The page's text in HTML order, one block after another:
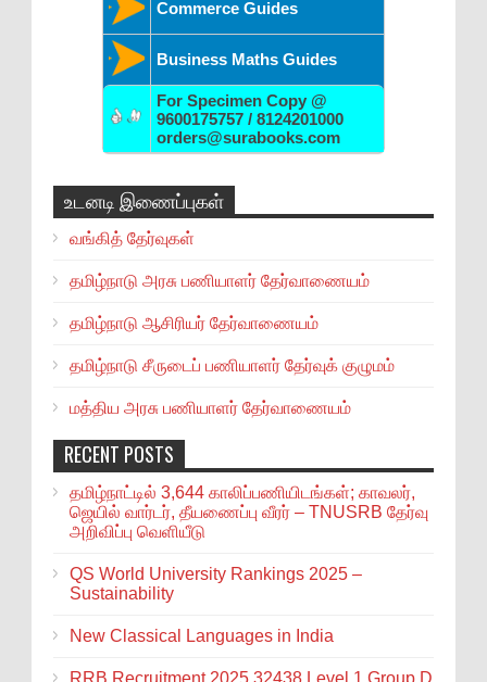
Commerce Guides
Business Maths Guides
For Specimen Copy @
9600175757 / 8124201000
orders@surabooks.com
உடனடி இணைப்புகள்
வங்கித் தேர்வுகள்
தமிழ்நாடு அரசு பணியாளர் தேர்வாணையம்
தமிழ்நாடு ஆசிரியர் தேர்வாணையம்
தமிழ்நாடு சீருடைப் பணியாளர் தேர்வுக் குழுமம்
மத்திய அரசு பணியாளர் தேர்வாணையம்
RECENT POSTS
தமிழ்நாட்டில் 3,644 காலிப்பணியிடங்கள்; காவலர்,
ஜெயில் வார்டர், தீயணைப்பு வீரர் – TNUSRB தேர்வு
அறிவிப்பு வெளியீடு
QS World University Rankings 2025 –
Sustainability
New Classical Languages in India
RRB Recruitment 2025 32438 Level 1 Group D